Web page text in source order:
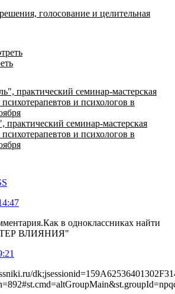
голосование и целительная
практический семинар-мастерская
и психологов в
в одноклассниках найти
ВЛИЯНИЯ"